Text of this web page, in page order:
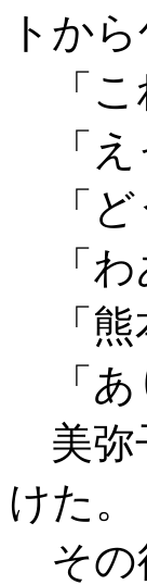
トか
「こ
「え
「ど
「わ
「熊
「あ
美弥
けた。
その